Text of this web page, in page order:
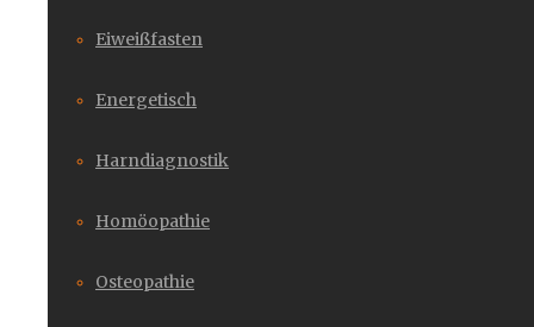
Eiweißfasten
Energetisch
Harndiagnostik
Homöopathie
Osteopathie